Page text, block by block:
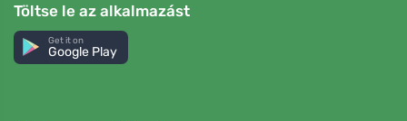
Töltse le az alkalmazást
Get it on
Google Play